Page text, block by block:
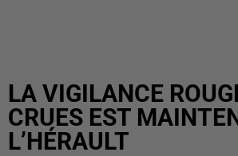
LA VIGILANCE
CRUES EST
L’HÉRAULT